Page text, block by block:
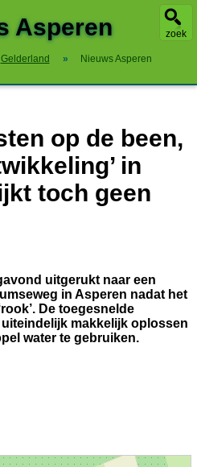
zoek
Asperen
Gelderland » Nieuws Asperen
op de been,
in
toch geen
uitgerukt naar een
in Asperen nadat het
De toegesnelde
makkelijk oplossen
water te gebruiken.
51.87775 / 5.09445 Heukelumseweg